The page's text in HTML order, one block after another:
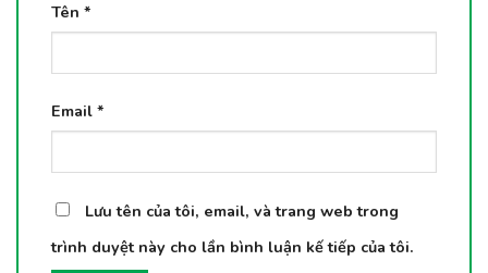
Tên *
Email *
Lưu tên của tôi, email, và trang web trong
trình duyệt này cho lần bình luận kế tiếp của tôi.